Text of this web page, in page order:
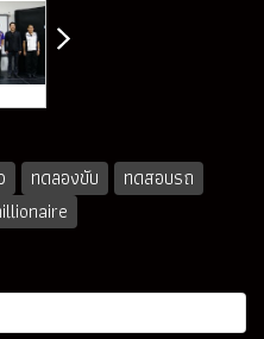
ทดลองขับ
ทดสอบรถ